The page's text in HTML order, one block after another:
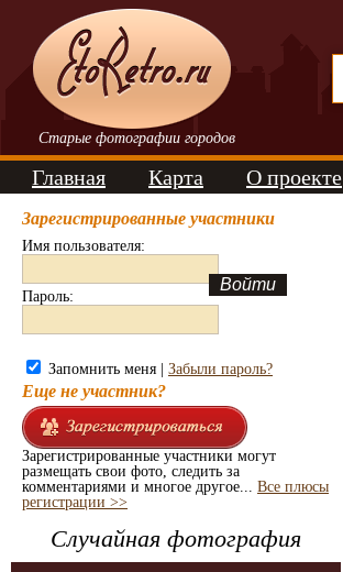
Старые фотографии городов
Главная Карта О проекте
Зарегистрированные участники
Имя пользователя:
Пароль:
Запомнить меня | Забыли пароль?
Еще не участник?
Зарегистрированные участники могут
размещать свои фото, следить за
комментариями и многое другое... Все плюсы
регистрации >>
Случайная фотография